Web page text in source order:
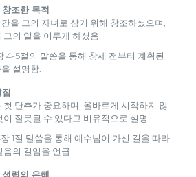
조한 목적
을 그의 자녀로 삼기 위해 창조하셨으며,
의 일을 이루게 하셨음.
4-5절의 말씀을 통해 창세 전부터 계획된
설명함.
첫 단추가 중요하며, 올바르게 시작하지 않
이 잘못될 수 있다고 비유적으로 설명.
1절 말씀을 통해 예수님이 가신 길을 따라
의 길임을 언급.
령의 은혜